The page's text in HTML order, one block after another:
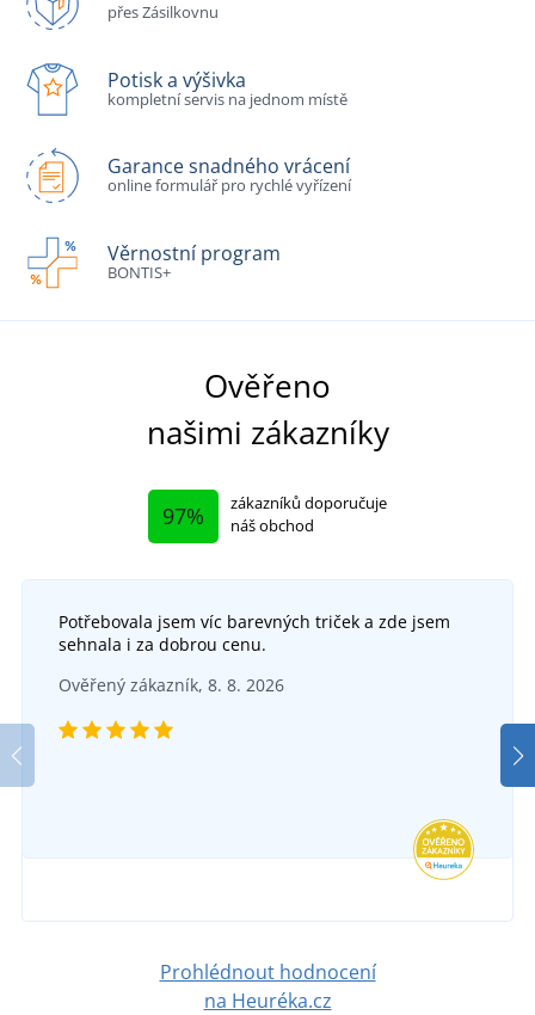
přes Zásilkovnu
Potisk a výšivka
kompletní servis na jednom místě
Garance snadného vrácení
online formulář pro rychlé vyřízení
Věrnostní program
BONTIS+
Ověřeno
našimi zákazníky
97%
zákazníků doporučuje
náš obchod
Potřebovala jsem víc barevných triček a zde jsem
sehnala i za dobrou cenu.
Ověřený zákazník, 8. 8. 2026
Prohlédnout hodnocení
na Heuréka.cz